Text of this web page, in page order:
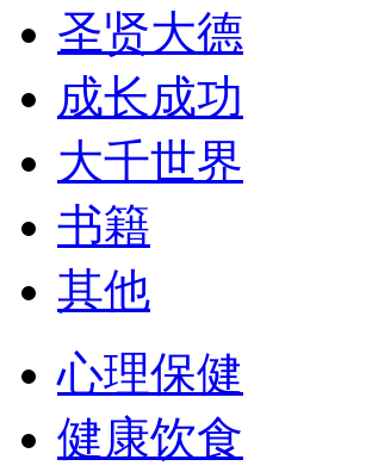
圣贤大德
成长成功
大千世界
书籍
其他
心理保健
健康饮食